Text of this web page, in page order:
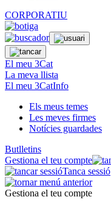
CORPORATIU
El meu 3Cat
La meva llista
El meu 3CatInfo
Els meus temes
Les meves firmes
Notícies guardades
Butlletins
Gestiona el teu compte
Tanca sessió
Gestiona el teu compte